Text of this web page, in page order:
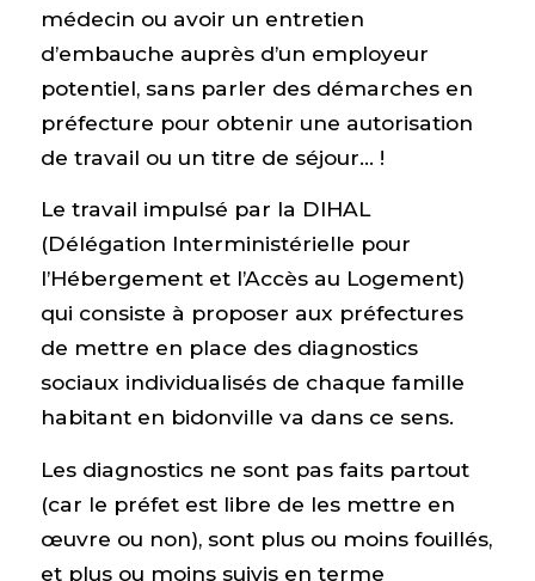
médecin ou avoir un entretien
d’embauche auprès d’un employeur
potentiel, sans parler des démarches en
préfecture pour obtenir une autorisation
de travail ou un titre de séjour… !
Le travail impulsé par la DIHAL
(Délégation Interministérielle pour
l’Hébergement et l’Accès au Logement)
qui consiste à proposer aux préfectures
de mettre en place des diagnostics
sociaux individualisés de chaque famille
habitant en bidonville va dans ce sens.
Les diagnostics ne sont pas faits partout
(car le préfet est libre de les mettre en
œuvre ou non), sont plus ou moins fouillés,
et plus ou moins suivis en terme